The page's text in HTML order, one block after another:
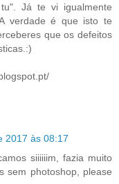
Já te vi igualmente
verdade é que isto te
que os defeitos
2017 às 08:17
siiiiiim, fazia muito
sem photoshop, please